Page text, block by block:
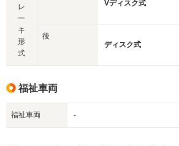
レ
ー
キ
形
式
Vディスク式
後
ディスク式
福祉車両
福祉車両 -